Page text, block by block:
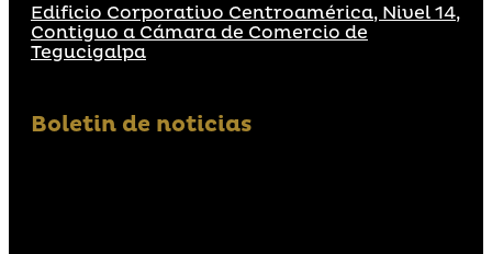
Edificio Corporativo Centroamérica, Nivel 14,
Contiguo a Cámara de Comercio de
Tegucigalpa
Boletin de noticias